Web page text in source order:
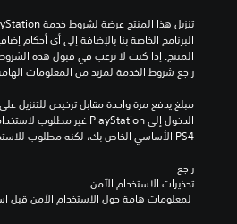
راجع شروط الخدمة لمزيد من المعلومات الهامة.
PS4 الأساسي الخاص بك، لكنه مطلوب للاستخدام على أجهزة PS4 أخرى.
راجع
تحذيرات الاستخدام الآمن